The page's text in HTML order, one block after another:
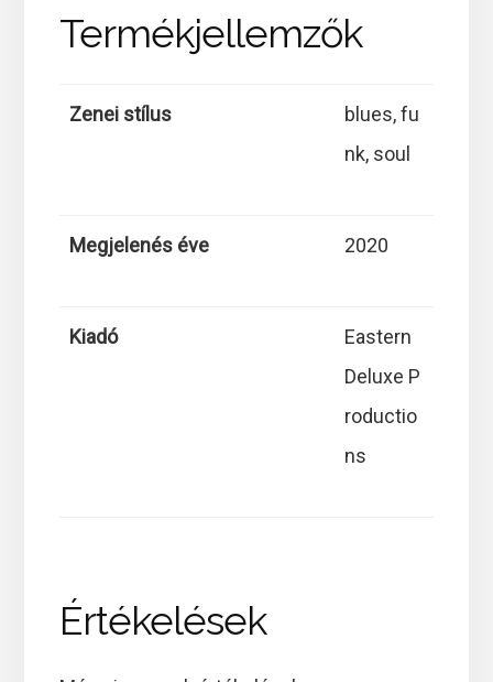
Termékjellemzők
Zenei stílus
blues, fu
nk, soul
Megjelenés éve 2020
Kiadó
Eastern
Deluxe P
roductio
ns
Értékelések